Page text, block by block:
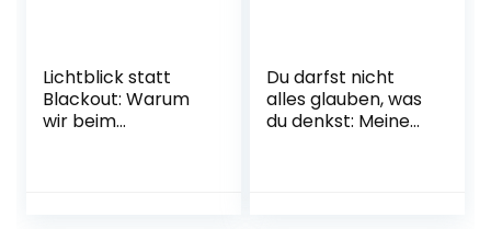
Lichtblick statt
Blackout: Warum
wir beim
Du darfst nicht
alles glauben, was
du denkst: Meine